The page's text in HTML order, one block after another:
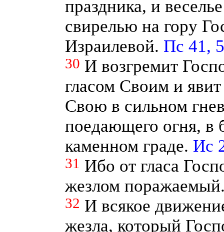
праздника, и
свирелью на гору
Израилевой. Пс 41, 5
30 И возгремит
гласом Своим и
Свою в сильном
поедающего огня, в
каменном граде. Ис
31 Ибо от гласа
жезлом
32 И всякое
жезла, который